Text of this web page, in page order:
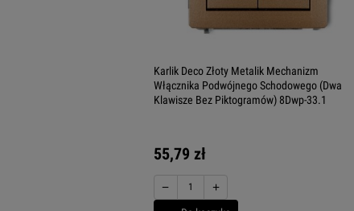
Karlik Deco Złoty Metalik Mechanizm
Włącznika Podwójnego Schodowego (Dwa
Klawisze Bez Piktogramów) 8Dwp-33.1
55,79 zł
− +